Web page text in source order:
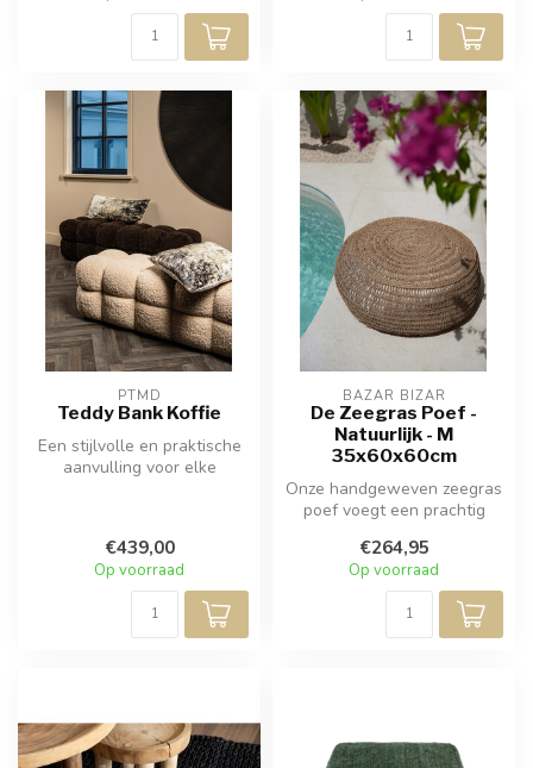
PTMD
Teddy Bank Koffie
Een stijlvolle en praktische
aanvulling voor elke
€439,00
Op voorraad
BAZAR BIZAR
De Zeegras Poef -
Natuurlijk - M
35x60x60cm
Onze handgeweven zeegras
poef voegt een prachtig
uw ...
€264,95
Op voorraad